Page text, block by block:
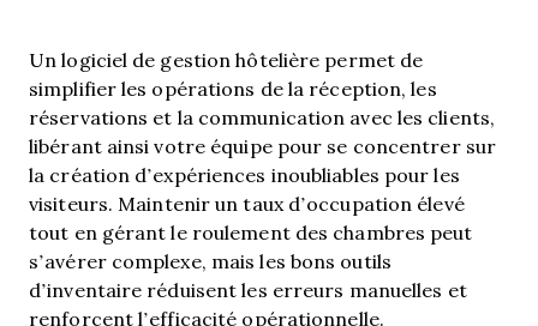
Un logiciel de gestion hôtelière permet de
simplifier les opérations de la réception, les
réservations et la communication avec les clients,
libérant ainsi votre équipe pour se concentrer sur
la création d’expériences inoubliables pour les
visiteurs. Maintenir un taux d’occupation élevé
tout en gérant le roulement des chambres peut
s’avérer complexe, mais les bons outils
d’inventaire réduisent les erreurs manuelles et
renforcent l’efficacité opérationnelle.